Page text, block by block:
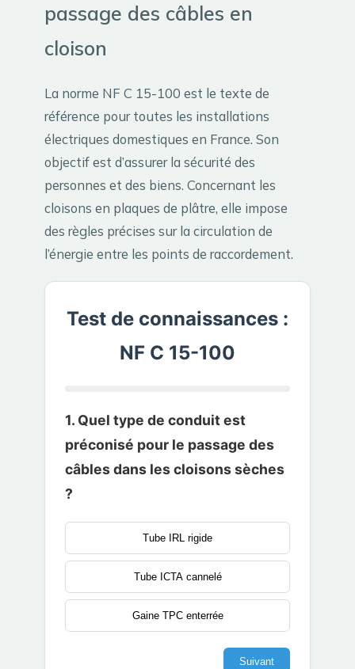
passage des câbles en
cloison
La norme NF C 15-100 est le texte de
référence pour toutes les installations
électriques domestiques en France. Son
objectif est d’assurer la sécurité des
personnes et des biens. Concernant les
cloisons en plaques de plâtre, elle impose
des règles précises sur la circulation de
l’énergie entre les points de raccordement.
Test de connaissances :
NF C 15-100
1. Quel type de conduit est
préconisé pour le passage des
câbles dans les cloisons sèches
?
Tube IRL rigide
Tube ICTA cannelé
Gaine TPC enterrée
Suivant